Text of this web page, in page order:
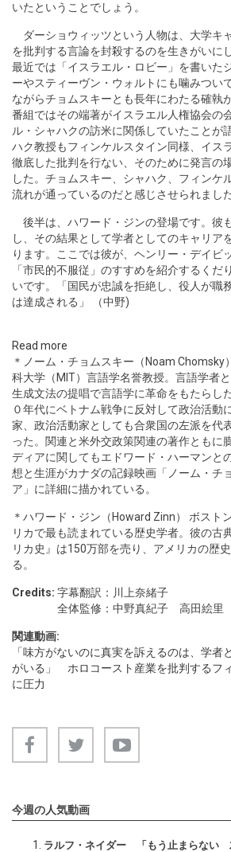
いたということでしょう。
ダーショウィッツという人物は、大学キ
を批判する言論を封殺するのを生きがいに
最近では「イスラエル・ロビー」を書いた
ーやスティーヴン・ウォルトにも噛みつい
ながらチョムスキーとも長年にわたる確執
番組ではその端著がイスラエル人権協会の
ル・シャハクの訪米に関係していたことが
ハク教授もフィンケルスタイン同様、イス
徹底した批判を行ない、そのために発言の
した。チョムスキー、シャハク、フィンケ
流れが通っているのだと感じさせられました
後半は、ハワード・ジンの登場です。彼
し、その結果として学者としてのキャリア
ります。ここでは彼が、ヘンリー・デイビ
「市民的不服従」のすすめを紹介するくだ
いです。「国民が忠誠を拒絶し、役人が職
は達成される」 （中野)
Read more
＊ノーム・チョムスキー（Noam Chomsky
科大学（MIT）言語学名誉教授。言語学者
生成文法の提唱で言語学に革命をもたらし
０年代にベトナム戦争に反対して政治活動
家、政治活動家としても合衆国の左派を代
った。関連と米外交政策関連の著作ともに
ディアに関してもエドワード・ハーマンと
想と生涯がカナダの記録映画「ノーム・チ
ア」に詳細に描かれている。
＊ハワード・ジン（Howard Zinn） ボスト
リカで最も読まれている歴史学者。彼の古
リカ史』は150万部を売り、アメリカの歴
る。
Credits: 字幕翻訳：川上奈緒子
全体監修：中野真紀子 高田絵里
関連動画:
「味方がないのに真実を訴えるのは、学者
がいる」 ホロコースト産業を批判するフ
に圧力
今週の人気動画
ラルフ・ネイダー 「もう止まらない